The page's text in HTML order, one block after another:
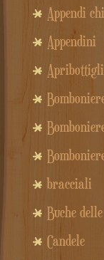
Appendi
Appendini
bracciali
Buche
Candele